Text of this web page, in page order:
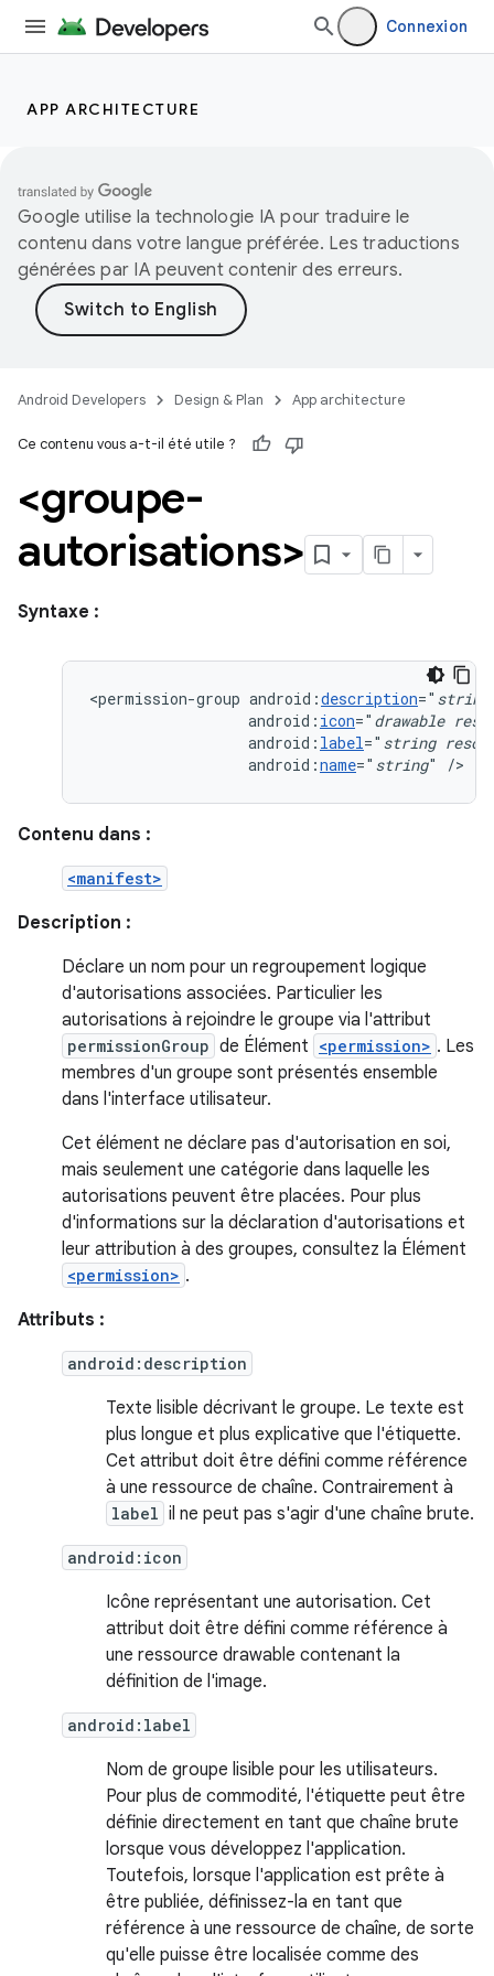
Connexion
APP ARCHITECTURE
Google utilise la technologie IA pour traduire le
contenu dans votre langue préférée. Les traductions
générées par IA peuvent contenir des erreurs.
Android Developers Design & Plan App architecture
Ce contenu vous a-t-il été utile ?
<groupe-
autorisations>
Syntaxe :
<permission-group android:description=" string
android: icon=" drawable
android: label=" string
android:name=" string" />
Contenu dans :
<manifest>
Description :
Déclare un nom pour un regroupement logique
d'autorisations associées. Particulier les
autorisations à rejoindre le groupe via l'attribut
permissionGroup de Élément <permission> . Les
membres d'un groupe sont présentés ensemble
dans l'interface utilisateur.
Cet élément ne déclare pas d'autorisation en soi,
mais seulement une catégorie dans laquelle les
autorisations peuvent être placées. Pour plus
d'informations sur la déclaration d'autorisations et
leur attribution à des groupes, consultez la Élément
<permission> .
Attributs :
android:description
Texte lisible décrivant le groupe. Le texte est
plus longue et plus explicative que l'étiquette.
Cet attribut doit être défini comme référence
à une ressource de chaîne. Contrairement à
label il ne peut pas s'agir d'une chaîne brute.
android:icon
Icône représentant une autorisation. Cet
attribut doit être défini comme référence à
une ressource drawable contenant la
définition de l'image.
android:label
Nom de groupe lisible pour les utilisateurs.
Pour plus de commodité, l'étiquette peut être
définie directement en tant que chaîne brute
lorsque vous développez l'application.
Toutefois, lorsque l'application est prête à
être publiée, définissez-la en tant que
référence à une ressource de chaîne, de sorte
qu'elle puisse être localisée comme des